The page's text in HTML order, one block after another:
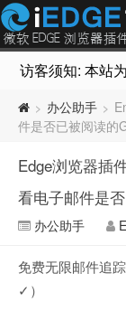
访客须知: 本站
> 办公助手 >
件是否已被阅读的
Edge浏览器插
看电子邮件是
办公助手
免费无限邮件追
✓）